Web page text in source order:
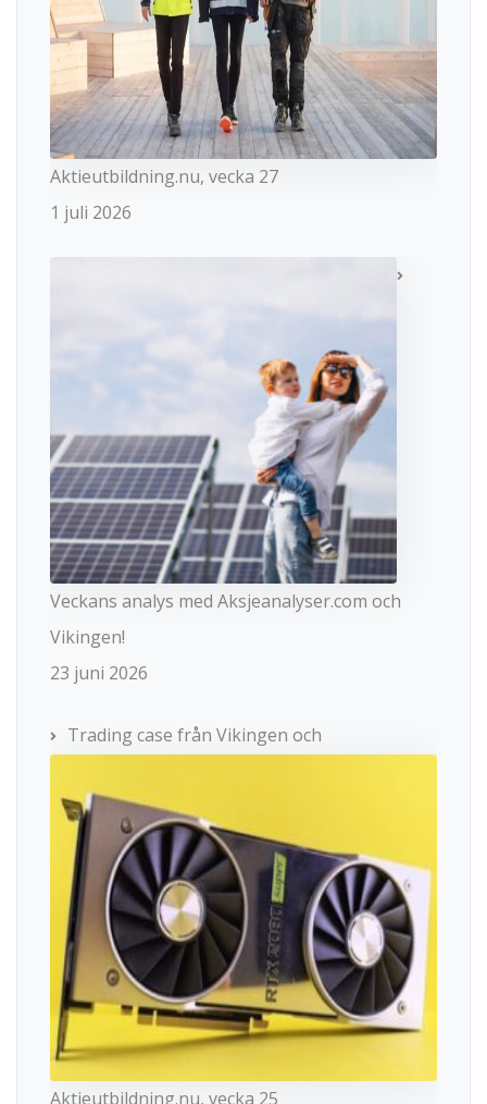
Aktieutbildning.nu, vecka 27
1 juli 2026
Veckans analys med Aksjeanalyser.com och
Vikingen!
23 juni 2026
Trading case från Vikingen och
Aktieutbildning.nu, vecka 25